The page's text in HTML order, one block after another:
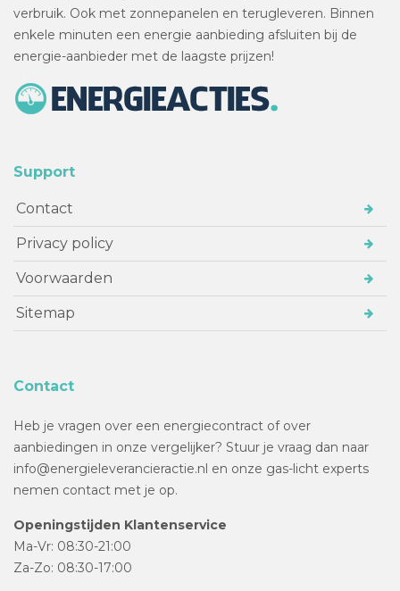
verbruik. Ook met zonnepanelen en terugleveren. Binnen
enkele minuten een energie aanbieding afsluiten bij de
energie-aanbieder met de laagste prijzen!
Support
Contact
Privacy policy
Voorwaarden
Sitemap
Contact
Heb je vragen over een energiecontract of over
aanbiedingen in onze vergelijker? Stuur je vraag dan naar
info@energieleverancieractie.nl en onze gas-licht experts
nemen contact met je op.
Openingstijden Klantenservice
Ma-Vr: 08:30-21:00
Za-Zo: 08:30-17:00